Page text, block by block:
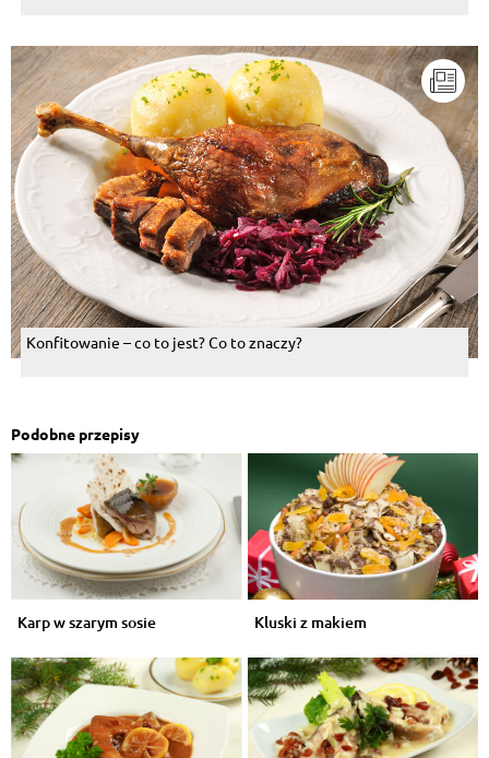
Konfitowanie – co to jest? Co to znaczy?
Podobne przepisy
Karp w szarym sosie Kluski z makiem